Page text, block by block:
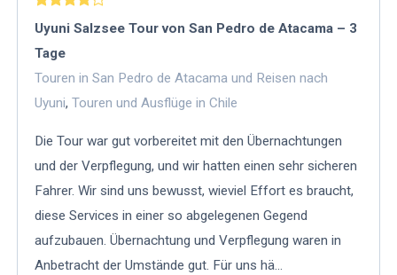
Uyuni Salzsee Tour von San Pedro de Atacama – 3
Tage
Touren in San Pedro de Atacama und Reisen nach
Uyuni, Touren und Ausflüge in Chile
Die Tour war gut vorbereitet mit den Übernachtungen
und der Verpflegung, und wir hatten einen sehr sicheren
Fahrer. Wir sind uns bewusst, wieviel Effort es braucht,
diese Services in einer so abgelegenen Gegend
aufzubauen. Übernachtung und Verpflegung waren in
Anbetracht der Umstände gut. Für uns hä...